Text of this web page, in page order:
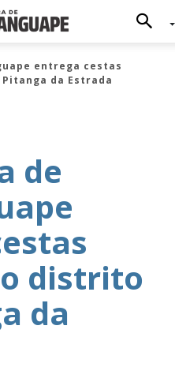
entrega cestas
da Estrada
de
distrito
da